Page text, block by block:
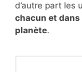
d’autre part les
chacun et
planète.